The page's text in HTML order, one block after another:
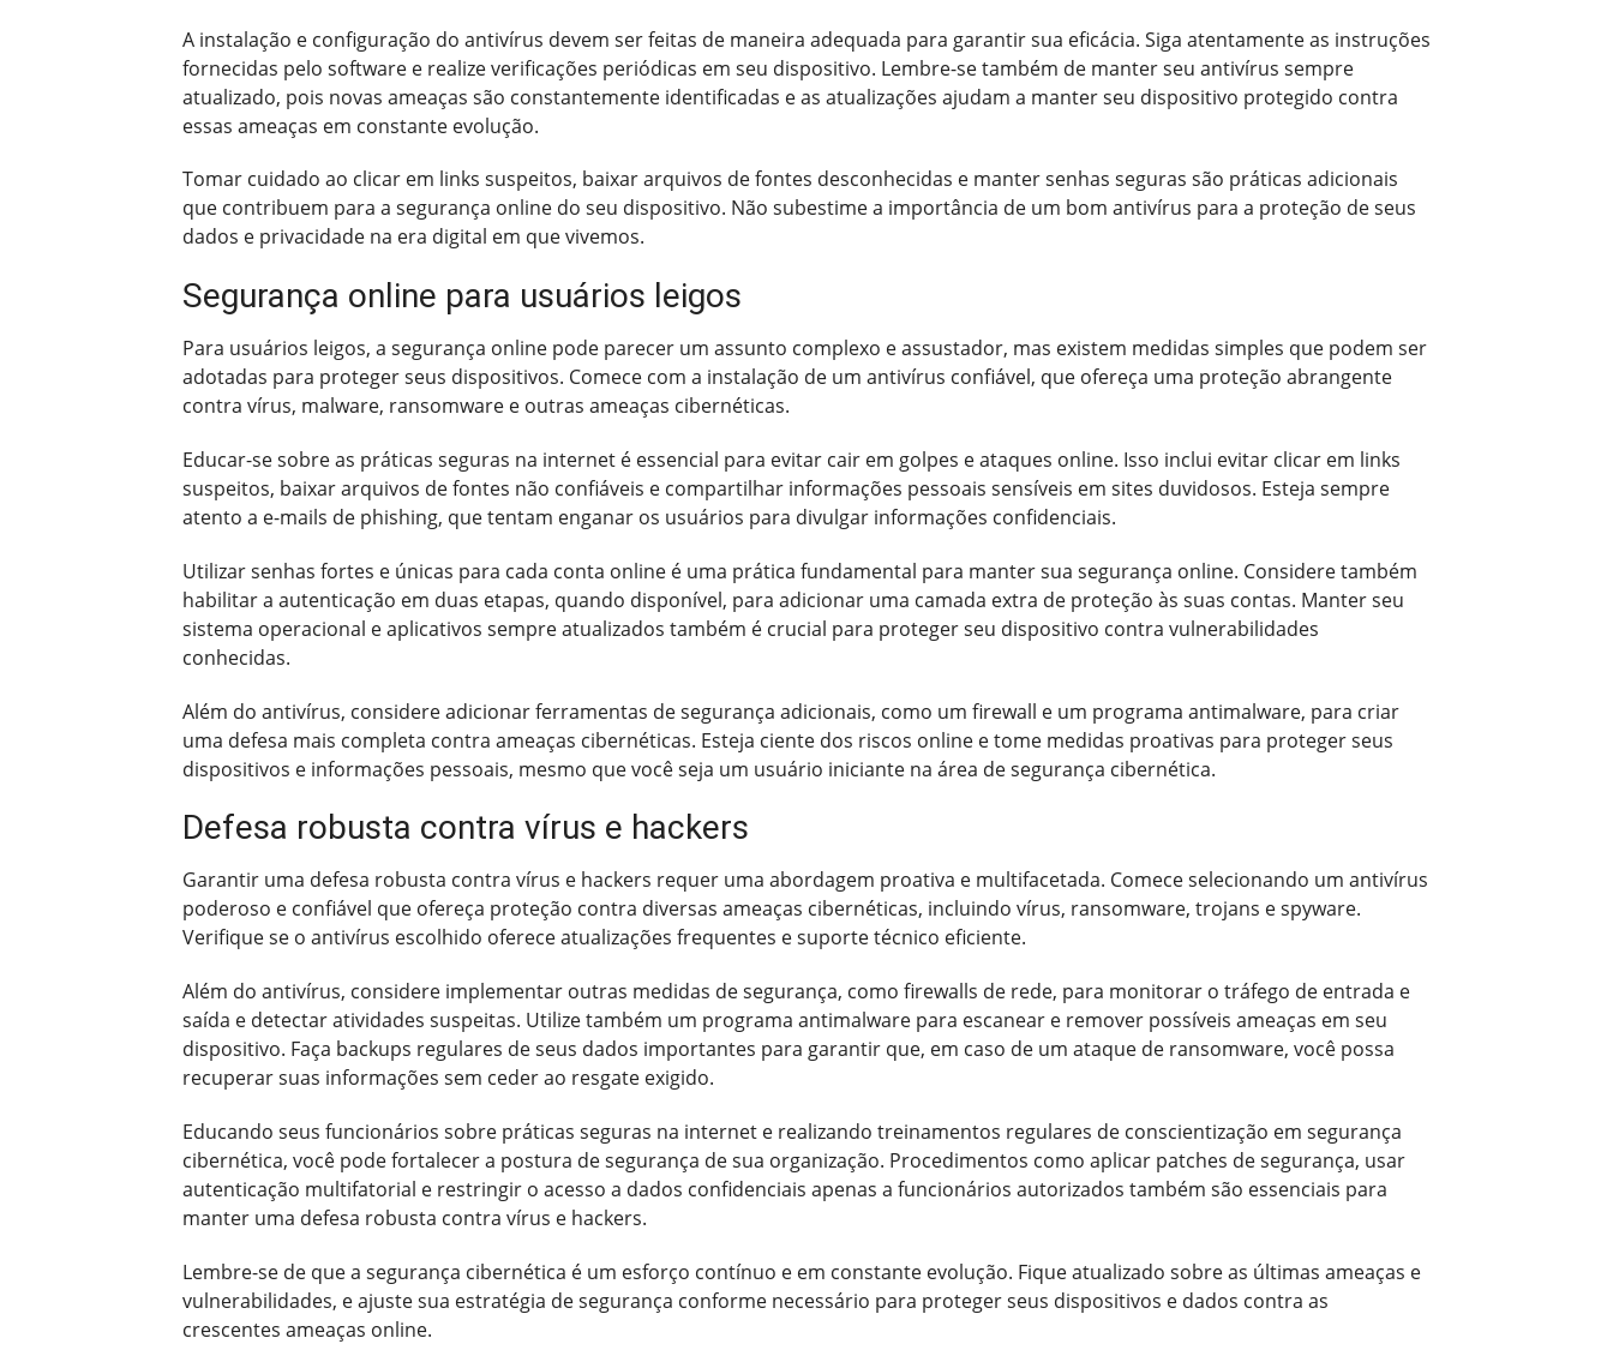
A instalação e configuração do antivírus devem ser feitas de maneira adequada para garantir sua eficácia. Siga atentamente as instruções
fornecidas pelo software e realize verificações periódicas em seu dispositivo. Lembre-se também de manter seu antivírus sempre
atualizado, pois novas ameaças são constantemente identificadas e as atualizações ajudam a manter seu dispositivo protegido contra
essas ameaças em constante evolução.
Tomar cuidado ao clicar em links suspeitos, baixar arquivos de fontes desconhecidas e manter senhas seguras são práticas adicionais
que contribuem para a segurança online do seu dispositivo. Não subestime a importância de um bom antivírus para a proteção de seus
dados e privacidade na era digital em que vivemos.
Segurança online para usuários leigos
Para usuários leigos, a segurança online pode parecer um assunto complexo e assustador, mas existem medidas simples que podem ser
adotadas para proteger seus dispositivos. Comece com a instalação de um antivírus confiável, que ofereça uma proteção abrangente
contra vírus, malware, ransomware e outras ameaças cibernéticas.
Educar-se sobre as práticas seguras na internet é essencial para evitar cair em golpes e ataques online. Isso inclui evitar clicar em links
suspeitos, baixar arquivos de fontes não confiáveis e compartilhar informações pessoais sensíveis em sites duvidosos. Esteja sempre
atento a e-mails de phishing, que tentam enganar os usuários para divulgar informações confidenciais.
Utilizar senhas fortes e únicas para cada conta online é uma prática fundamental para manter sua segurança online. Considere também
habilitar a autenticação em duas etapas, quando disponível, para adicionar uma camada extra de proteção às suas contas. Manter seu
sistema operacional e aplicativos sempre atualizados também é crucial para proteger seu dispositivo contra vulnerabilidades
conhecidas.
Além do antivírus, considere adicionar ferramentas de segurança adicionais, como um firewall e um programa antimalware, para criar
uma defesa mais completa contra ameaças cibernéticas. Esteja ciente dos riscos online e tome medidas proativas para proteger seus
dispositivos e informações pessoais, mesmo que você seja um usuário iniciante na área de segurança cibernética.
Defesa robusta contra vírus e hackers
Garantir uma defesa robusta contra vírus e hackers requer uma abordagem proativa e multifacetada. Comece selecionando um antivírus
poderoso e confiável que ofereça proteção contra diversas ameaças cibernéticas, incluindo vírus, ransomware, trojans e spyware.
Verifique se o antivírus escolhido oferece atualizações frequentes e suporte técnico eficiente.
Além do antivírus, considere implementar outras medidas de segurança, como firewalls de rede, para monitorar o tráfego de entrada e
saída e detectar atividades suspeitas. Utilize também um programa antimalware para escanear e remover possíveis ameaças em seu
dispositivo. Faça backups regulares de seus dados importantes para garantir que, em caso de um ataque de ransomware, você possa
recuperar suas informações sem ceder ao resgate exigido.
Educando seus funcionários sobre práticas seguras na internet e realizando treinamentos regulares de conscientização em segurança
cibernética, você pode fortalecer a postura de segurança de sua organização. Procedimentos como aplicar patches de segurança, usar
autenticação multifatorial e restringir o acesso a dados confidenciais apenas a funcionários autorizados também são essenciais para
manter uma defesa robusta contra vírus e hackers.
Lembre-se de que a segurança cibernética é um esforço contínuo e em constante evolução. Fique atualizado sobre as últimas ameaças e
vulnerabilidades, e ajuste sua estratégia de segurança conforme necessário para proteger seus dispositivos e dados contra as
crescentes ameaças online.